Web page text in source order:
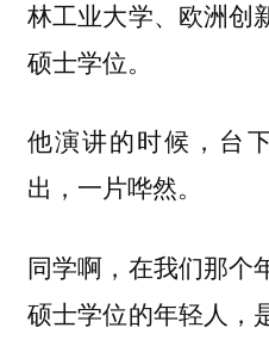
林工业大学、欧洲创
硕士学位。
他演讲的时候，台
出，一片哗然。
同学啊，在我们那个
硕士学位的年轻人，